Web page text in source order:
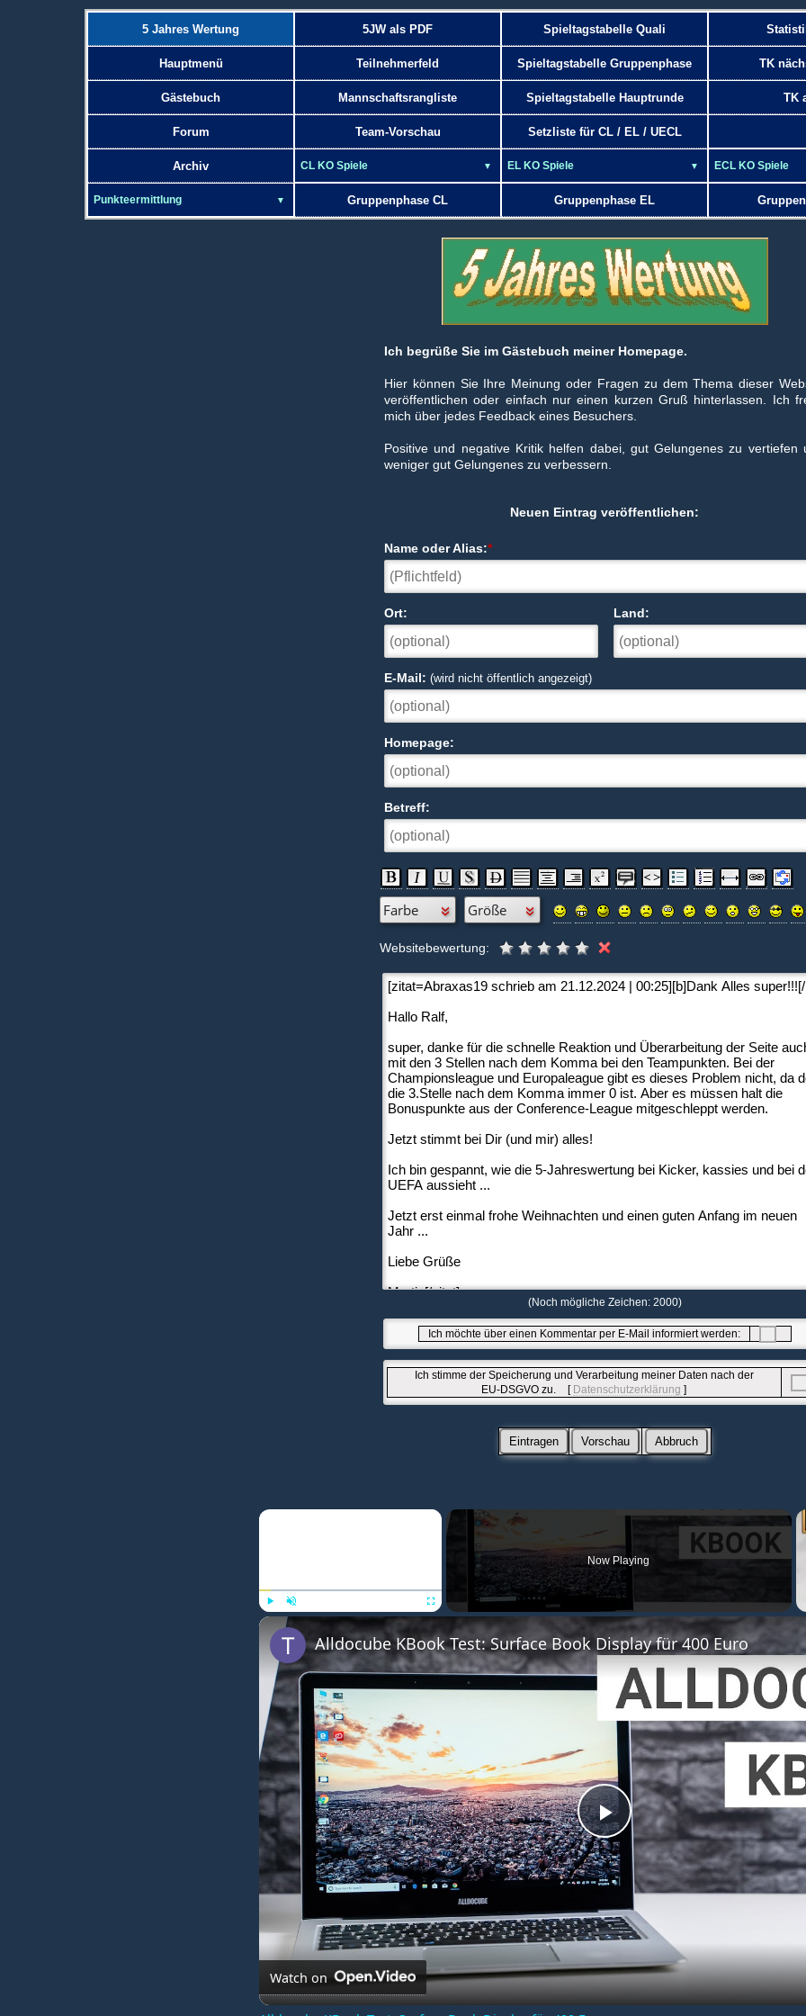
5 Jahres Wertung 5JW als PDF Spieltagstabelle Quali
Hauptmenü Teilnehmerfeld Spieltagstabelle Gruppenphase TK
Gästebuch Mannschaftsrangliste Spieltagstabelle Hauptrunde TK
Forum Team-Vorschau Setzliste für CL / EL / UECL
Archiv
Gruppenphase CL Gruppenphase EL
Ich begrüße Sie im Gästebuch meiner Homepage.
Hier können Sie Ihre Meinung oder Fragen zu dem Thema dieser
veröffentlichen oder einfach nur einen kurzen Gruß hinterlassen. Ich
mich über jedes Feedback eines Besuchers.
Positive und negative Kritik helfen dabei, gut Gelungenes zu vertiefen
weniger gut Gelungenes zu verbessern.
Neuen Eintrag veröffentlichen:
Name oder Alias:*
Ort: Land:
E-Mail: (wird nicht öffentlich angezeigt)
Homepage:
Betreff:
Websitebewertung:
(Noch mögliche Zeichen: 2000)
Ich möchte über einen Kommentar per E-Mail informiert werden:
Ich stimme der Speicherung und Verarbeitung meiner Daten nach der
EU-DSGVO zu
[ Datenschutzerklärung ]
×
Now Playing
Play
Video
Alldocube KBook Test: Surface Book Display für 400 Euro
Watch on